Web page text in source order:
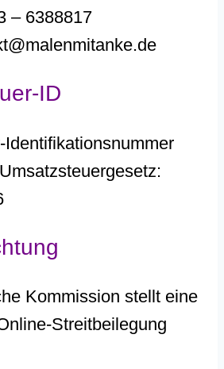
– 6388817
ID
Identifikationsnummer
Kommission stellt eine
Streitbeilegung